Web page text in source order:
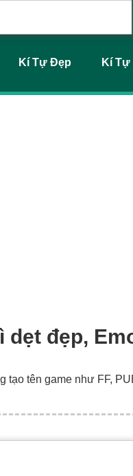
Kí Tự Đẹp Kí Tự
dẹt đẹp,
tạo tên game như FF,